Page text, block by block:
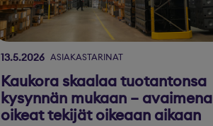
13.5.2026 ASIAKASTARINAT
Kaukora skaalaa tuotantonsa
kysynnän mukaan – avaimena
oikeat tekijät oikeaan aikaan